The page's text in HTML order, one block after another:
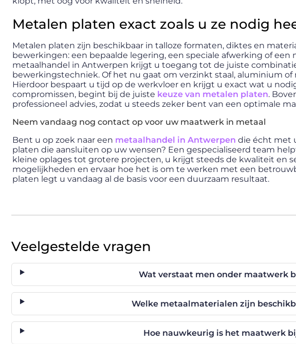
Metalen platen exact zoals u ze nodig
Metalen platen zijn beschikbaar in talloze formaten, diktes en
bewerkingen: een bepaalde legering, een speciale afwerking of
metaalhandel in Antwerpen krijgt u toegang tot de juiste
bewerkingstechniek. Of het nu gaat om verzinkt staal, aluminium of
Hierdoor bespaart u tijd op de werkvloer en krijgt u exact wat u
compromissen, begint bij de juiste keuze van metalen platen.
professioneel advies, zodat u steeds zeker bent van een optimale
Neem vandaag nog contact op voor uw maatwerk in metaal
Bent u op zoek naar een metaalhandel in Antwerpen die écht met
platen die aansluiten op uw wensen? Een gespecialiseerd team
kleine oplages tot grotere projecten, u krijgt steeds de kwaliteit en
mogelijkheden en ervaar hoe het is om te werken met een
platen legt u vandaag al de basis voor een duurzaam resultaat.
Veelgestelde vragen
Wat verstaat men onder maatwerk
Welke metaalmaterialen zijn
Hoe nauwkeurig is het maatwerk